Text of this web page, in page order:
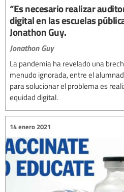
“Es necesario realizar
digital en las escuelas
Jonathon Guy.
Jonathon Guy
La pandemia ha revelado una
menudo ignorada, entre el
para solucionar el problema es
equidad digital.
14 enero 2021